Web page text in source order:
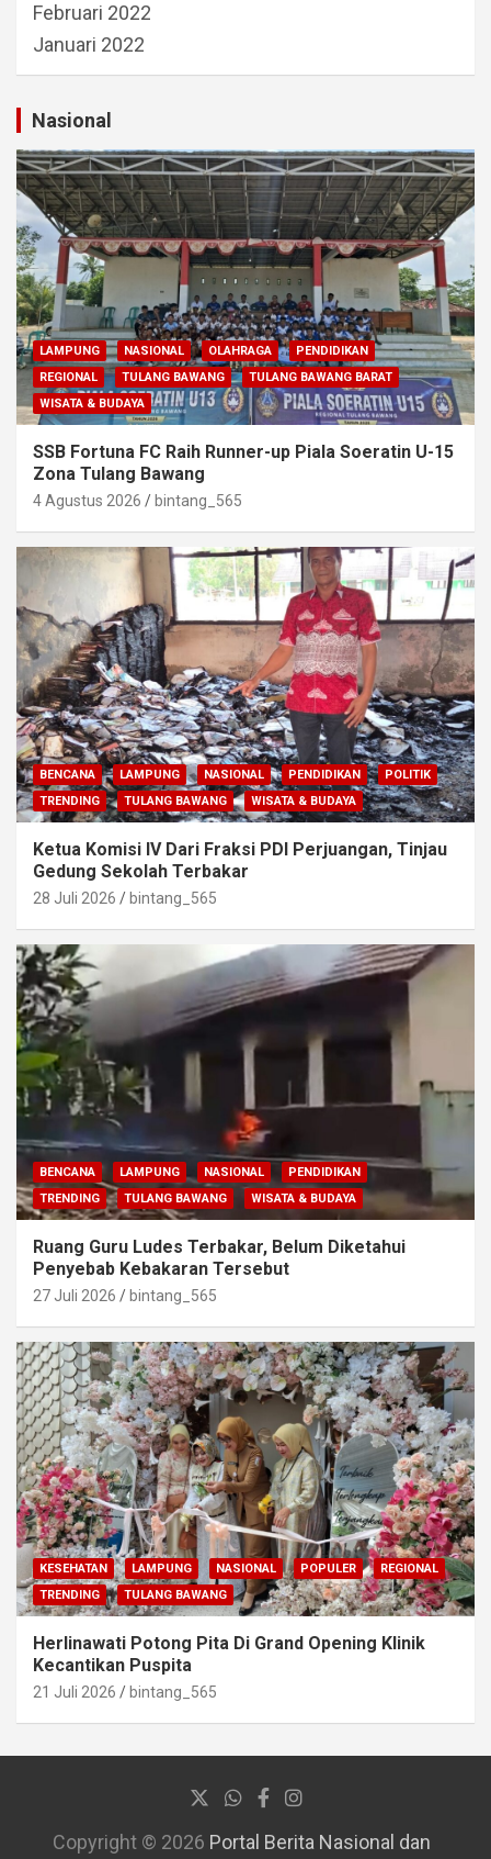
Februari 2022
Januari 2022
Nasional
LAMPUNG NASIONAL OLAHRAGA
PENDIDIKAN
REGIONAL
TULANG BAWANG
TULANG BAWANG BARAT
WISATA & BUDAYA
SSB Fortuna FC Raih Runner-up Piala Soeratin U-15
Zona Tulang Bawang
4 Agustus 2026 bintang_565
BENCANA LAMPUNG NASIONAL PENDIDIKAN
POLITIK
TRENDING
TULANG BAWANG WISATA & BUDAYA
Ketua Komisi IV Dari Fraksi PDI Perjuangan, Tinjau
Gedung Sekolah Terbakar
28 Juli 2026 bintang_565
BENCANA LAMPUNG NASIONAL
PENDIDIKAN
TRENDING
TULANG BAWANG WISATA & BUDAYA
Ruang Guru Ludes Terbakar, Belum Diketahui
Penyebab Kebakaran Tersebut
27 Juli 2026 bintang_565
KESEHATAN LAMPUNG NASIONAL POPULER
REGIONAL
TRENDING
TULANG BAWANG
Herlinawati Potong Pita Di Grand Opening Klinik
Kecantikan Puspita
21 Juli 2026 bintang_565
Copyright © 2026 Portal Berita Nasional dan